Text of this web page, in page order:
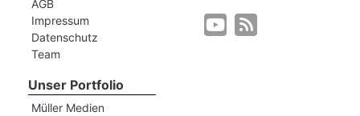
AGB
Impressum
Datenschutz
Team
Unser Portfolio
Müller Medien